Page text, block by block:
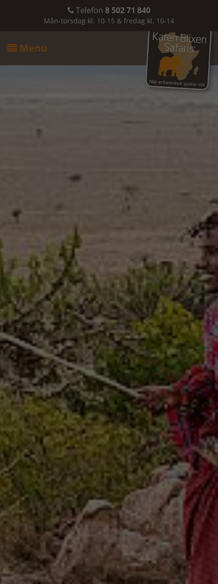
 Telefon 8 502 71 840
Mån-torsdag kl. 10-15 & fredag kl. 10-14
 Menu